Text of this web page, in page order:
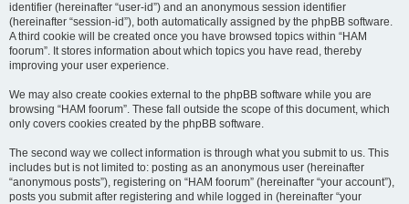
identifier (hereinafter “user-id”) and an anonymous session identifier
(hereinafter “session-id”), both automatically assigned by the phpBB software.
A third cookie will be created once you have browsed topics within “HAM
foorum”. It stores information about which topics you have read, thereby
improving your user experience.
We may also create cookies external to the phpBB software while you are
browsing “HAM foorum”. These fall outside the scope of this document, which
only covers cookies created by the phpBB software.
The second way we collect information is through what you submit to us. This
includes but is not limited to: posting as an anonymous user (hereinafter
“anonymous posts”), registering on “HAM foorum” (hereinafter “your account”),
posts you submit after registering and while logged in (hereinafter “your